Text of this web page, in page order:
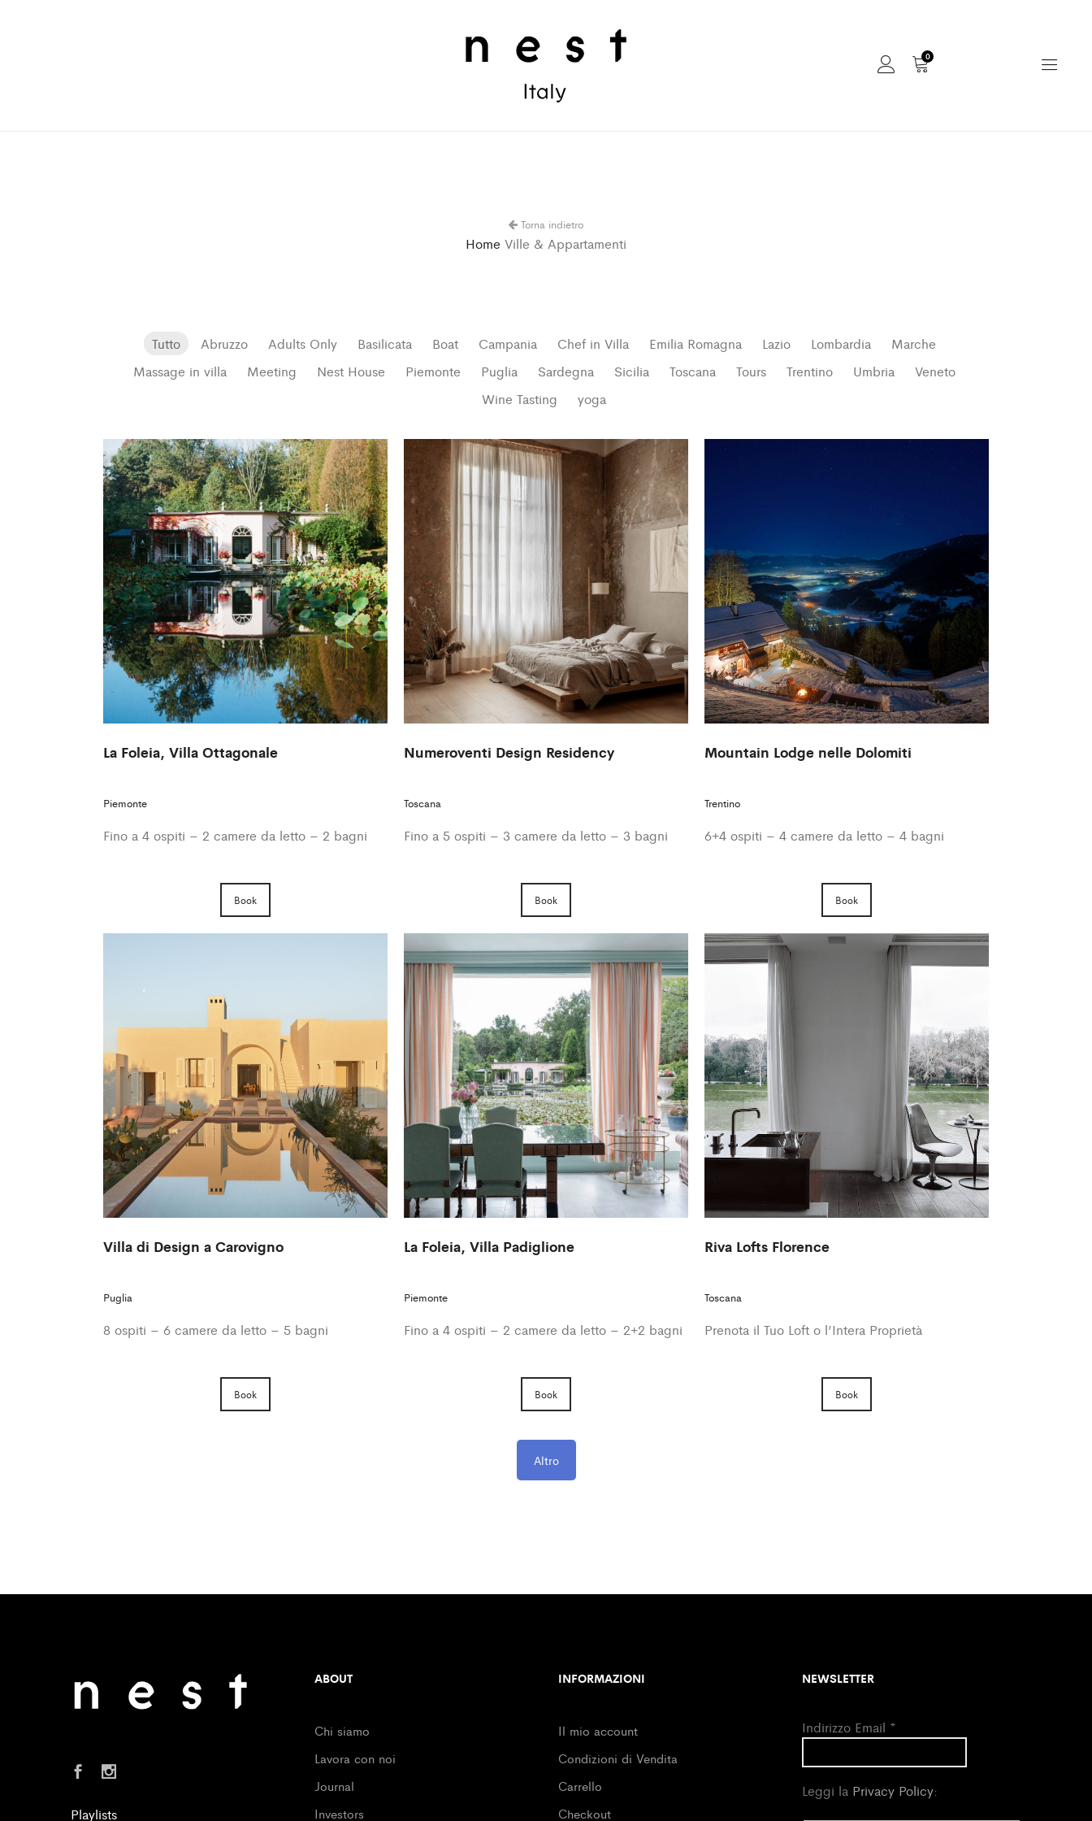
0
Torna indietro
Home Ville & Appartamenti
Tutto Abruzzo Adults Only Basilicata Boat Campania Chef in Villa Emilia Romagna Lazio Lombardia
Marche
Massage in villa
Meeting Nest House Piemonte Puglia Sardegna Sicilia Toscana Tours Trentino Umbria
Veneto
Wine Tasting
yoga
La Foleia, Villa Ottagonale
Piemonte
Fino a 4 ospiti – 2 camere da letto – 2 bagni
Book
Numeroventi Design Residency
Toscana
Fino a 5 ospiti – 3 camere da letto – 3 bagni
Book
Mountain Lodge nelle Dolomiti
Trentino
6+4 ospiti – 4 camere da letto – 4 bagni
Book
Villa di Design a Carovigno
Puglia
8 ospiti – 6 camere da letto – 5 bagni
Book
La Foleia, Villa Padiglione
Piemonte
Fino a 4 ospiti – 2 camere da letto – 2+2 bagni
Book
Riva Lofts Florence
Toscana
Prenota il Tuo Loft o l’Intera Proprietà
Book
Altro
Playlists
ABOUT
Chi siamo
Lavora con noi
Journal
Investors
INFORMAZIONI
Il mio account
Condizioni di Vendita
Carrello
Checkout
NEWSLETTER
Indirizzo Email *
Leggi la Privacy Policy: